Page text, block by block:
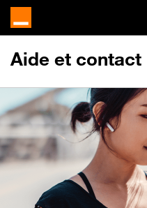
Aide et contact